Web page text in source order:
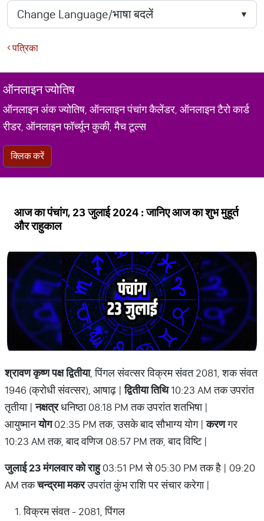
पत्रिका
ऑनलाइन ज्योतिष
ऑनलाइन अंक ज्योतिष, ऑनलाइन पंचांग कैलेंडर, ऑनलाइन टैरो कार्ड
रीडर, ऑनलाइन फॉर्च्यून कुकी, मैच टूल्स
क्लिक करें
आज का पंचांग, 23 जुलाई 2024 : जानिए आज का शुभ मुहूर्त
और राहुकाल
श्रावण कृष्ण पक्ष द्वितीया, पिंगल संवत्सर विक्रम संवत 2081, शक संवत
1946 (क्रोधी संवत्सर), आषाढ़ |द्वितीया तिथि10:23 AM तक उपरांत
तृतीया |नक्षत्रधनिष्ठा 08:18 PM तक उपरांत शतभिषा |
आयुष्मानयोग02:35 PM तक, उसके बाद सौभाग्य योग |करणगर
10:23 AM तक, बाद वणिज 08:57 PM तक, बाद विष्टि |
जुलाई 23 मंगलवार को राहु03:51 PM से 05:30 PM तक है | 09:20
AM तकचन्द्रमा मकरउपरांत कुंभ राशि पर संचार करेगा |
विक्रम संवत - 2081, पिंगल